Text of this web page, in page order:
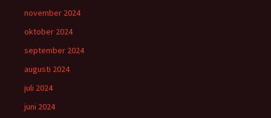
november 2024
oktober 2024
september 2024
augusti 2024
juli 2024
juni 2024